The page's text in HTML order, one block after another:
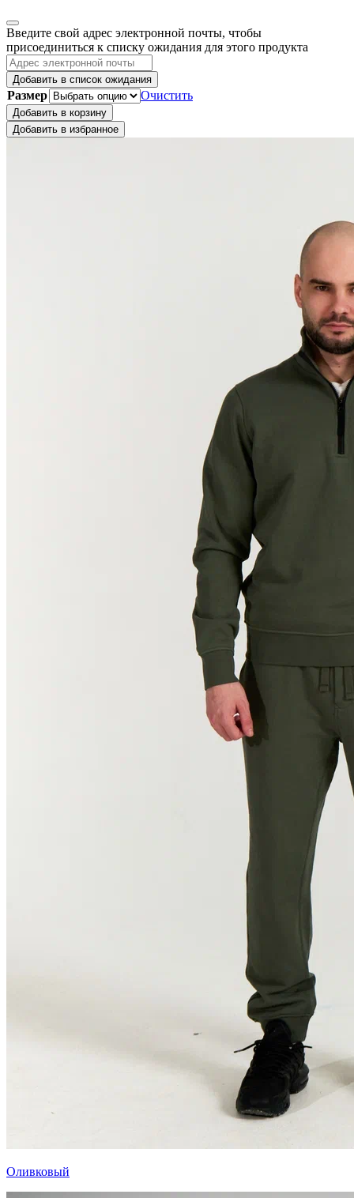
Закрыть
уведомление
Введите свой адрес электронной почты, чтобы
присоединиться к списку ожидания для этого продукта
Добавить в список ожидания
Размер Очистить
Добавить в корзину
Добавить в избранное
Оливковый